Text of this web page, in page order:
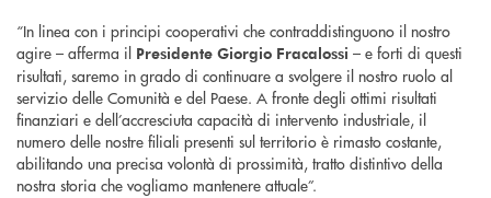
“In linea con i principi cooperativi che contraddistinguono il nostro
agire – afferma il Presidente Giorgio Fracalossi – e forti di questi
risultati, saremo in grado di continuare a svolgere il nostro ruolo al
servizio delle Comunità e del Paese. A fronte degli ottimi risultati
finanziari e dell’accresciuta capacità di intervento industriale, il
numero delle nostre filiali presenti sul territorio è rimasto costante,
abilitando una precisa volontà di prossimità, tratto distintivo della
nostra storia che vogliamo mantenere attuale”.